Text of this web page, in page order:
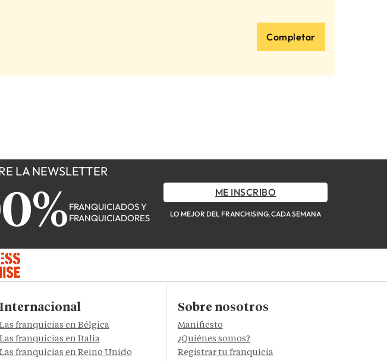
Completar
LA NEWSLETTER
FRANQUICIADOS Y
FRANQUICIADORES
ME INSCRIBO
LO MEJOR DEL FRANCHISING, CADA SEMANA
Internacional
Las franquicias en Bélgica
Las franquicias en Italia
Las franquicias en Reino Unido
Sobre nosotros
Manifiesto
¿Quiénes somos?
Registrar tu franquicia